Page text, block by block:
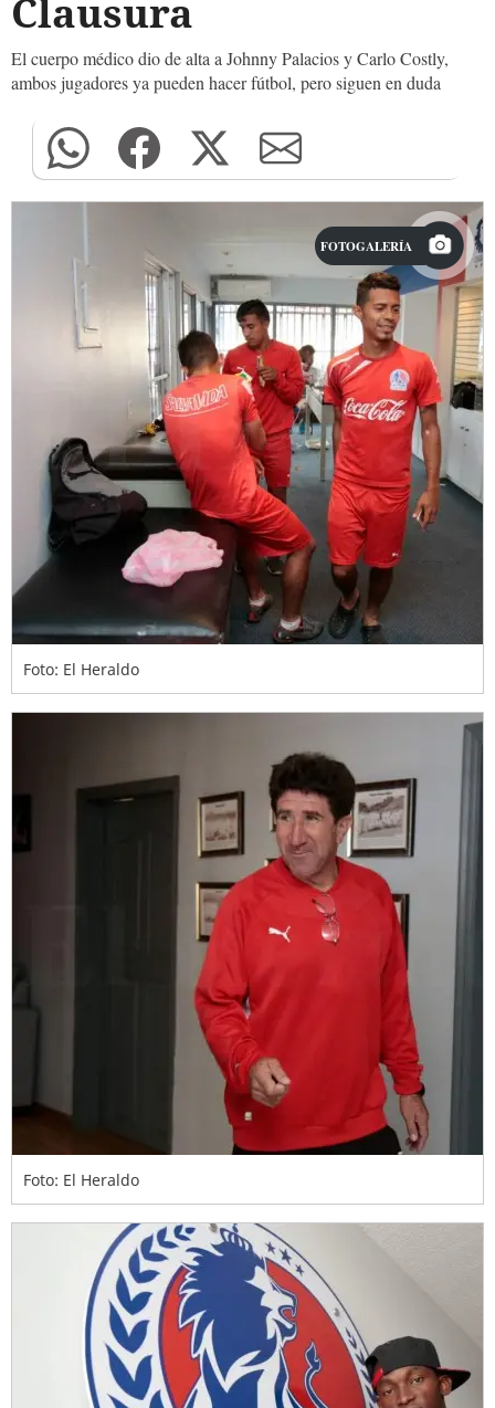
Clausura
El cuerpo médico dio de alta a Johnny Palacios y Carlo Costly,
ambos jugadores ya pueden hacer fútbol, pero siguen en duda
FOTOGALERÍA
Foto: El Heraldo
Foto: El Heraldo